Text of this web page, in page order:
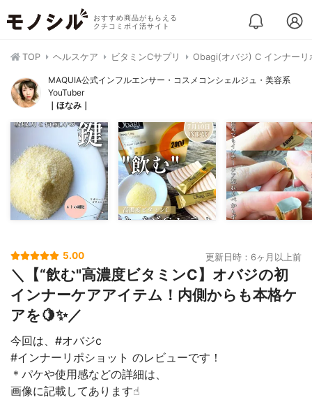
おすすめ商品がもらえる
クチコミポイ活サイト
TOP ヘルスケア ビタミンCサプリ Obagi(オバジ) C インナーリ
MAQUIA公式インフルエンサー・コスメコンシェルジュ・美容系
YouTuber
｜ほなみ｜
5.00 更新日時：6ヶ月以上前
＼【“飲む"高濃度ビタミンC】オバジの初
インナーケアアイテム！内側からも本格ケ
アを🍋✨／
今回は、#オバジc
#インナーリポショット のレビューです！
＊パケや使用感などの詳細は、
画像に記載してあります☝︎